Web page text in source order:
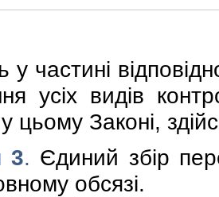
частинi
усiх видiв
цьому Законi,
3. Єдиний збiр
обсязi.